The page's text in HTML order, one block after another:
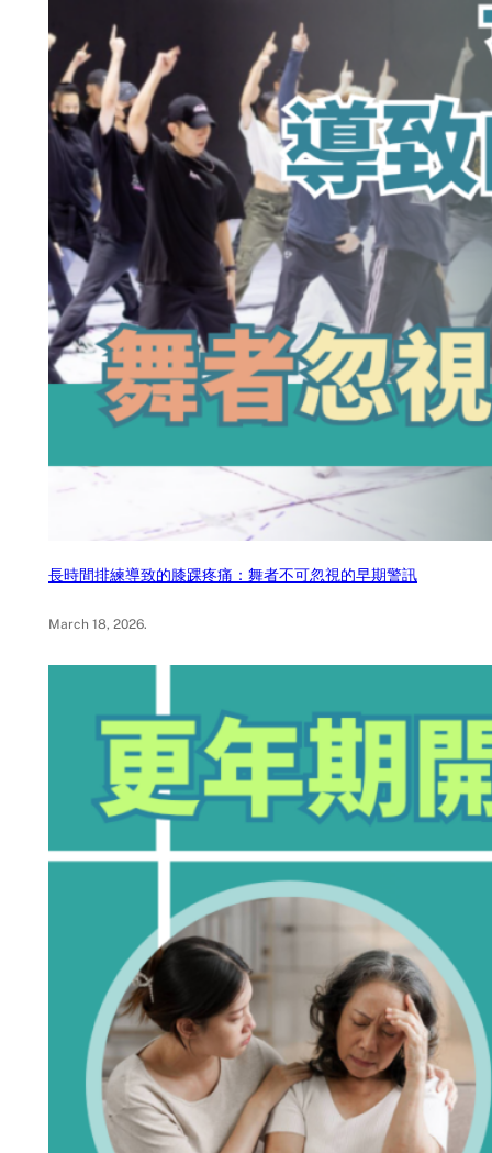
長時間排練導致的膝踝疼痛：舞者不可忽視的早期警訊
March 18, 2026.